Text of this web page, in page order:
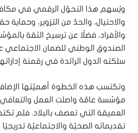
ويُسهم هذا التحوّل الرقمي في
والاحتيال، والحدّ من التزوير،
والأفراد، فضلًا عن ترسيخ الثقة
الصندوق الوطني للضمان الاجتماعي
سلكته الدول الرائدة في رقمنة
وتكتسب هذه الخطوة أهميّتها
مؤسّسة عامّة واصلت العمل والتعافي
العميقة التي تعصف بالبلاد. فلم
تقديماته الصحيّة والاجتماعيّة